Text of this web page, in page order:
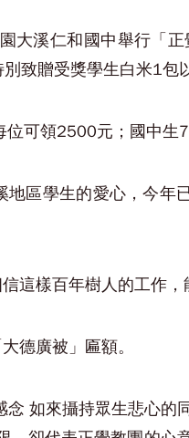
大溪仁和國中舉行「
致贈受獎學生白米1包
可領2500元；國中生
區學生的愛心，今年
這樣百年樹人的工作，
德廣被」匾額。
如來攝持眾生悲心的